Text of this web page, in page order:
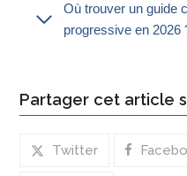
Où trouver un guide
progressive en 2026
Partager cet article
Twitter